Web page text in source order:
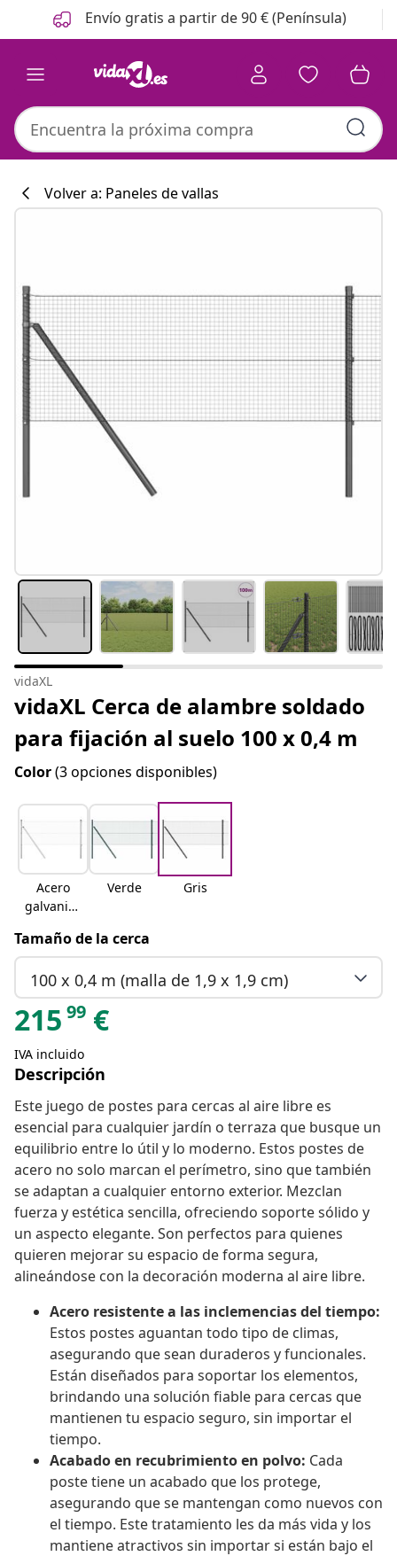
Anterior
Siguiente Envío gratis a partir de 90 € (Península)
#sharemevidaxl
Volver a: Paneles de vallas
vidaXL
vidaXL Cerca de alambre soldado
para fijación al suelo 100 x 0,4 m
Color(3 opciones disponibles)
Acero
galvaniza
Verde Gris
Tamaño de la cerca
100 x 0,4 m (malla de 1,9 x 1,9 cm)
215 99 €
IVA incluido
Descripción
Este juego de postes para cercas al aire libre es
esencial para cualquier jardín o terraza que busque un
equilibrio entre lo útil y lo moderno. Estos postes de
acero no solo marcan el perímetro, sino que también
se adaptan a cualquier entorno exterior. Mezclan
fuerza y estética sencilla, ofreciendo soporte sólido y
un aspecto elegante. Son perfectos para quienes
quieren mejorar su espacio de forma segura,
alineándose con la decoración moderna al aire libre.
Acero resistente a las inclemencias del tiempo:
Estos postes aguantan todo tipo de climas,
asegurando que sean duraderos y funcionales.
Están diseñados para soportar los elementos,
brindando una solución fiable para cercas que
mantienen tu espacio seguro, sin importar el
tiempo.
Acabado en recubrimiento en polvo: Cada
poste tiene un acabado que los protege,
asegurando que se mantengan como nuevos con
el tiempo. Este tratamiento les da más vida y los
mantiene atractivos sin importar si están bajo el